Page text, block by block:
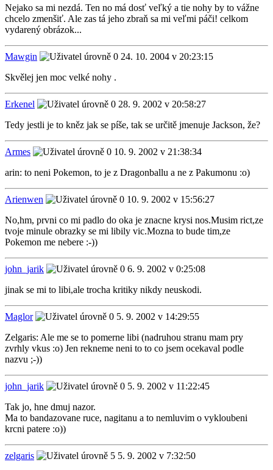
Nejako sa mi nezdá. Ten no má dosť veľký a tie nohy by to vážne
chcelo zmenšiť. Ale zas tá jeho zbraň sa mi veľmi páči! celkom
vydarený obrázok...
Mawgin
24. 10. 2004 v 20:23:15
Skvělej jen moc velké nohy .
Erkenel
28. 9. 2002 v 20:58:27
Tedy jestli je to kněz jak se píše, tak se určitě jmenuje Jackson, že?
Armes
10. 9. 2002 v 21:38:34
arin: to neni Pokemon, to je z Dragonballu a ne z Pakumonu :o)
Arienwen
10. 9. 2002 v 15:56:27
No,hm, prvni co mi padlo do oka je znacne krysi nos.Musim rict,ze
tvoje minule obrazky se mi libily vic.Mozna to bude tim,ze
Pokemon me nebere :-))
john_jarik
6. 9. 2002 v 0:25:08
jinak se mi to libi,ale trocha kritiky nikdy neuskodi.
Maglor
5. 9. 2002 v 14:29:55
Zelgaris: Ale me se to pomerne libi (nadruhou stranu mam pry
zvrhly vkus :o) Jen rekneme neni to to co jsem ocekaval podle
nazvu ;-))
john_jarik
5. 9. 2002 v 11:22:45
Tak jo, hne dmuj nazor.
Ma to bandazovane ruce, nagitanu a to nemluvim o vykloubeni
krcni patere :o))
zelgaris
5. 9. 2002 v 7:32:50